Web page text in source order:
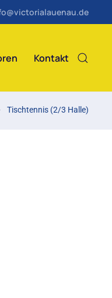
Kontakt
Tischtennis (2/3 Halle)